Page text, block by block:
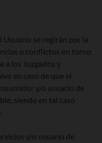
Usuario se regirán por la
o conflictos en torno
a los Juzgados y
en caso de que el
y/o usuario de
siendo en tal caso
y/o usuario de